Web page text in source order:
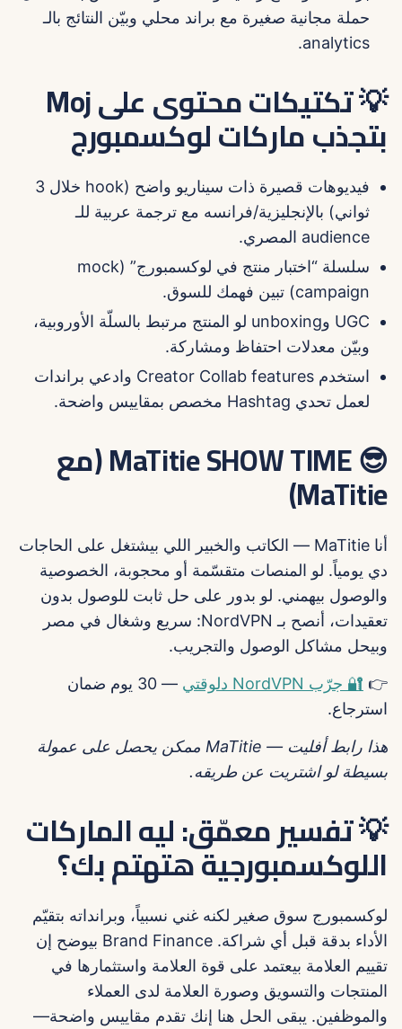
حملة مجانية صغيرة مع براند محلي وبيّن النتائج بالـ
analytics.
💡 تكتيكات محتوى على Moj
بتجذب ماركات لوكسمبورج
فيديوهات قصيرة ذات سيناريو واضح (hook خلال 3
ثواني) بالإنجليزية/فرانسه مع ترجمة عربية للـ
audience المصري.
سلسلة “اختبار منتج في لوكسمبورج” (mock
campaign) تبين فهمك للسوق.
UGC وunboxing لو المنتج مرتبط بالسلّة الأوروبية،
وبيّن معدلات احتفاظ ومشاركة.
استخدم Creator Collab features وادعي براندات
لعمل تحدي Hashtag مخصص بمقاييس واضحة.
😎 MaTitie SHOW TIME (مع
MaTitie)
أنا MaTitie — الكاتب والخبير اللي بيشتغل على الحاجات
دي يومياً. لو المنصات متقسّمة أو محجوبة، الخصوصية
والوصول بيهمني. لو بدور على حل ثابت للوصول بدون
تعقيدات، أنصح بـ NordVPN: سريع وشغال في مصر
وبيحل مشاكل الوصول والتجريب.
👉 🔐 جرّب NordVPN دلوقتي
— 30 يوم ضمان
استرجاع.
هذا رابط أفليت — MaTitie ممكن يحصل على عمولة
بسيطة لو اشتريت عن طريقه.
💡 تفسير معمّق: ليه الماركات
اللوكسمبورجية هتهتم بك؟
لوكسمبورج سوق صغير لكنه غني نسبياً، وبرانداته بتقيّم
الأداء بدقة قبل أي شراكة. Brand Finance بيوضح إن
تقييم العلامة بيعتمد على قوة العلامة واستثمارها في
المنتجات والتسويق وصورة العلامة لدى العملاء
والموظفين. يبقى الحل هنا إنك تقدم مقاييس واضحة—